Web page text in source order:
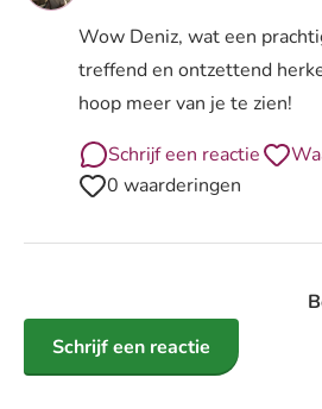
Wow Deniz, wat een
treffend en ontzettend
hoop meer van je te zien!
Schrijf een reactie
0 waarderingen
Schrijf een reactie